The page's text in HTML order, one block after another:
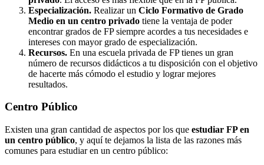
Especialización. Realizar un Ciclo Formativo de Grado
Medio en un centro privado tiene la ventaja de poder
encontrar grados de FP siempre acordes a tus necesidades e
intereses con mayor grado de especialización.
Recursos. En una escuela privada de FP tienes un gran
número de recursos didácticos a tu disposición con el objetivo
de hacerte más cómodo el estudio y lograr mejores
resultados.
Centro Público
Existen una gran cantidad de aspectos por los que estudiar FP en
un centro público, y aquí te dejamos la lista de las razones más
comunes para estudiar en un centro público: